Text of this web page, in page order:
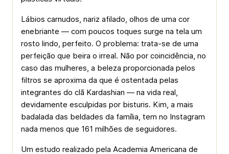
Lábios carnudos, nariz afilado, olhos de uma cor
enebriante — com poucos toques surge na tela um
rosto lindo, perfeito. O problema: trata-se de uma
perfeição que beira o irreal. Não por coincidência, no
caso das mulheres, a beleza proporcionada pelos
filtros se aproxima da que é ostentada pelas
integrantes do clã Kardashian — na vida real,
devidamente esculpidas por bisturis. Kim, a mais
badalada das beldades da família, tem no Instagram
nada menos que 161 milhões de seguidores.
Um estudo realizado pela Academia Americana de